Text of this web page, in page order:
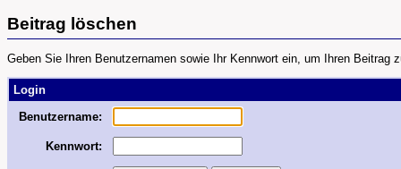
Beitrag löschen
Geben Sie Ihren Benutzernamen sowie Ihr Kennwort ein, um Ihren Beitrag
Login
Benutzername:
Kennwort: